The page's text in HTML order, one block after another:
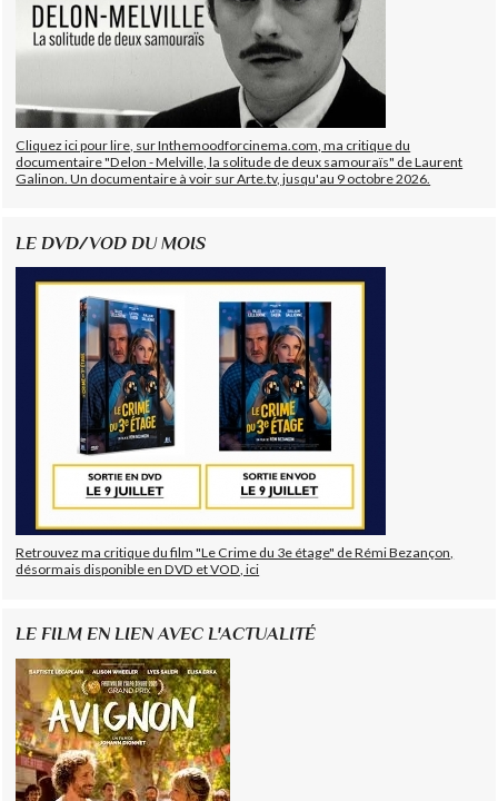
Cliquez ici pour lire, sur Inthemoodforcinema.com, ma critique du
documentaire "Delon - Melville, la solitude de deux samouraïs" de Laurent
Galinon. Un documentaire à voir sur Arte.tv, jusqu'au 9 octobre 2026.
LE DVD/VOD DU MOIS
Retrouvez ma critique du film "Le Crime du 3e étage" de Rémi Bezançon,
désormais disponible en DVD et VOD, ici
LE FILM EN LIEN AVEC L'ACTUALITÉ